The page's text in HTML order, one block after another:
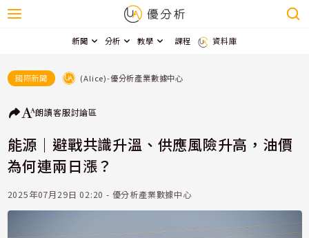
新聞 分析 教學 課程 資料庫
國際新聞 (Alice)-優分析產業數據中心
朗讀客服討論區
能源｜避戰共識升溫、供應風險升高，油價
為何連兩日漲？
2025年07月29日 02:20 - 優分析產業數據中心